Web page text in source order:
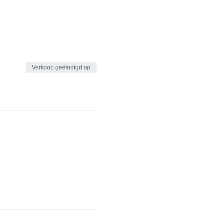
Verkoop geëindigd op